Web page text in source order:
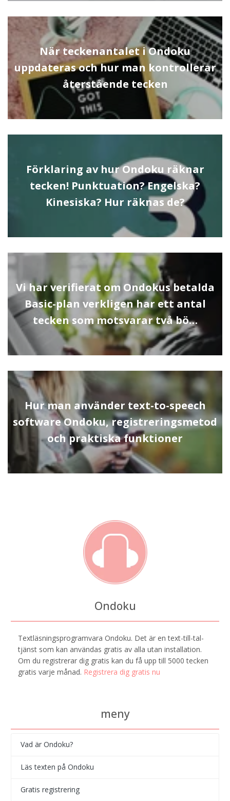
När teckenantalet i Ondoku
uppdateras och hur man kontrollerar
återstående tecken
Förklaring av hur Ondoku räknar
tecken! Punktuation? Engelska?
Kinesiska? Hur räknas de?
Vi har verifierat om Ondokus betalda
Basic-plan verkligen har ett antal
tecken som motsvarar två bö…
Hur man använder text-to-speech
software Ondoku, registreringsmetod
och praktiska funktioner
Ondoku
Textläsningsprogramvara Ondoku. Det är en text-till-tal-
tjänst som kan användas gratis av alla utan installation.
Om du registrerar dig gratis kan du få upp till 5000 tecken
gratis varje månad. Registrera dig gratis nu
meny
Vad är Ondoku?
Läs texten på Ondoku
Gratis registrering